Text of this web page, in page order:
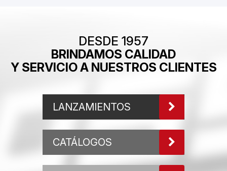
DESDE 1957
BRINDAMOS CALIDAD
Y SERVICIO A NUESTROS CLIENTES
LANZAMIENTOS
CATÁLOGOS